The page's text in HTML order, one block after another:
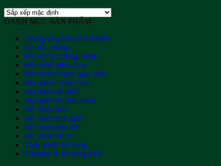
DANH MỤC SẢN PHẨM
Chống oxy hóa và ô nhiễm
Da, tóc, móng
Hỗ trợ cơ, xương, khớp
Hỗ trợ hệ miễn dịch
Hỗ trợ tim mạch, gan, thận
Sản phẩm Flash Sale
Sản phẩm từ biển
Sản phẩm từ thảo dược
Sức khỏe mắt
Sức khỏe nam giới
Sức khỏe phụ nữ
Sức khỏe trẻ em
Thực phẩm bổ sung
Vitamins & Khoáng chất